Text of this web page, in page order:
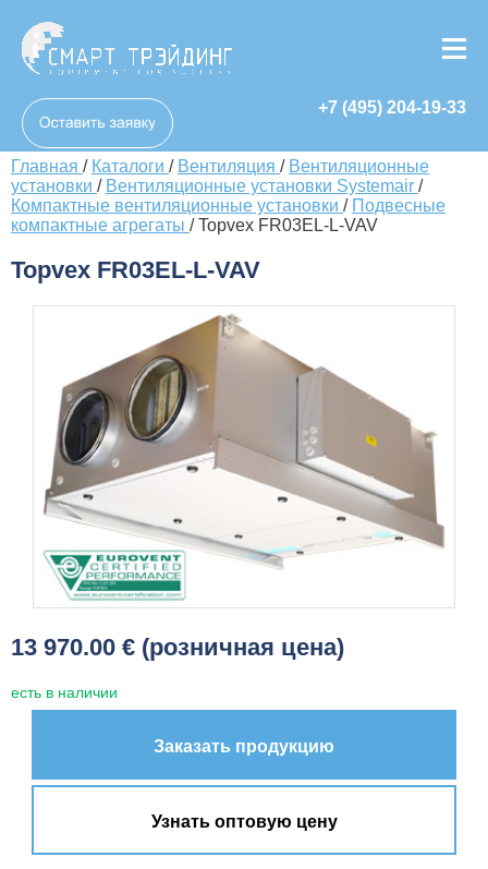
+7 (495) 204-19-33
Главная / Каталоги / Вентиляция / Вентиляционные
установки / Вентиляционные установки Systemair /
Компактные вентиляционные установки / Подвесные
компактные агрегаты /Topvex FR03EL-L-VAV
Topvex FR03EL-L-VAV
13 970.00 € (розничная цена)
есть в наличии
Заказать продукцию
Узнать оптовую цену